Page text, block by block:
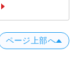
ページ上部へ